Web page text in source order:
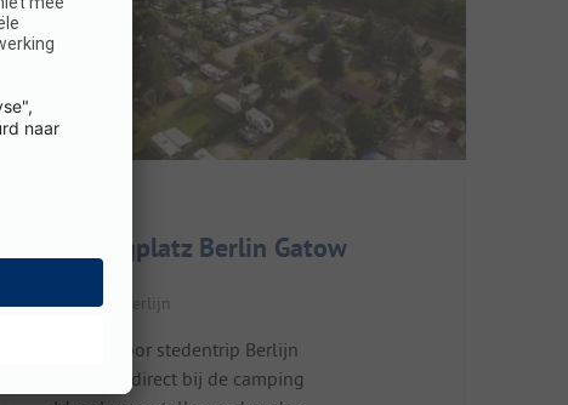
Campingplatz Berlin Gatow
Duitsland / Berlijn
Perfect voor stedentrip Berlijn
Bushalte direct bij de camping